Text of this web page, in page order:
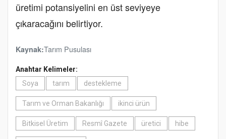
üretimi potansiyelini en üst seviyeye
çıkaracağını belirtiyor.
Kaynak:Tarım Pusulası
Anahtar Kelimeler:
Soya
tarım destekleme
Tarım ve Orman Bakanlığı ikinci ürün
Bitkisel Üretim Resmî Gazete üretici hibe